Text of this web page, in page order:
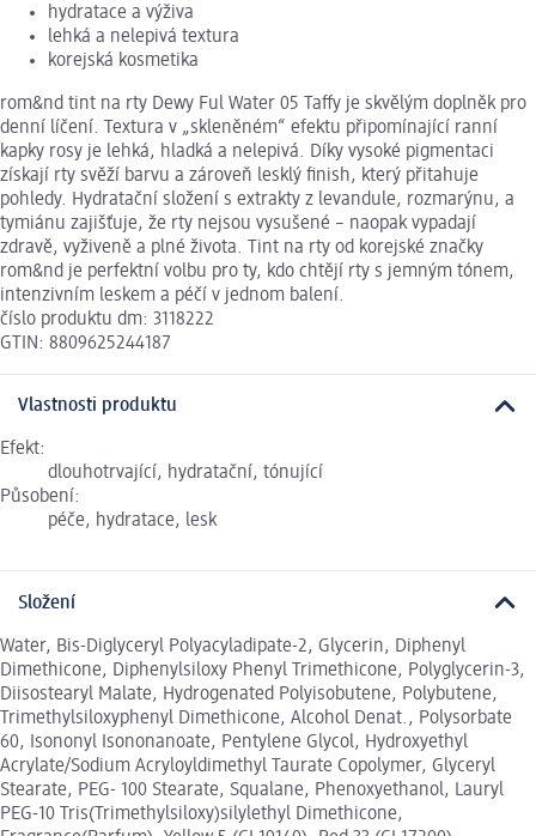
hydratace a výživa
lehká a nelepivá textura
korejská kosmetika
rom&nd tint na rty Dewy Ful Water 05 Taffy je skvělým doplněk pro
denní líčení. Textura v „skleněném“ efektu připomínající ranní
kapky rosy je lehká, hladká a nelepivá. Díky vysoké pigmentaci
získají rty svěží barvu a zároveň lesklý finish, který přitahuje
pohledy. Hydratační složení s extrakty z levandule, rozmarýnu, a
tymiánu zajišťuje, že rty nejsou vysušené – naopak vypadají
zdravě, vyživeně a plné života. Tint na rty od korejské značky
rom&nd je perfektní volbu pro ty, kdo chtějí rty s jemným tónem,
intenzivním leskem a péčí v jednom balení.
číslo produktu dm: 3118222
GTIN: 8809625244187
Vlastnosti produktu
Efekt:
dlouhotrvající, hydratační, tónující
Působení:
péče, hydratace, lesk
Složení
Water, Bis-Diglyceryl Polyacyladipate-2, Glycerin, Diphenyl
Dimethicone, Diphenylsiloxy Phenyl Trimethicone, Polyglycerin-3,
Diisostearyl Malate, Hydrogenated Polyisobutene, Polybutene,
Trimethylsiloxyphenyl Dimethicone, Alcohol Denat., Polysorbate
60, Isononyl Isononanoate, Pentylene Glycol, Hydroxyethyl
Acrylate/Sodium Acryloyldimethyl Taurate Copolymer, Glyceryl
Stearate, PEG- 100 Stearate, Squalane, Phenoxyethanol, Lauryl
PEG-10 Tris(Trimethylsiloxy)silylethyl Dimethicone,